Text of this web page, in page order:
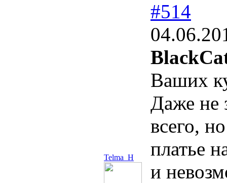
Telma_H
#514
Ваших
Даже не
всего,
платье
и